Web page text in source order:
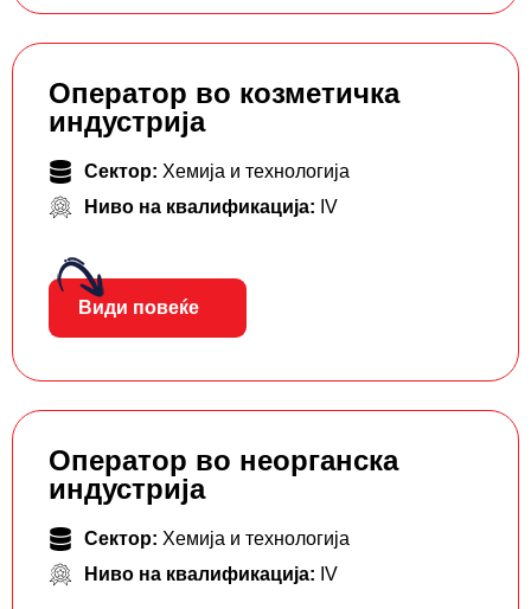
Оператор во козметичка
индустрија
Сектор: Хемија и технологија
Ниво на квалификација: IV
Види повеќе
Оператор во неорганска
индустрија
Сектор: Хемија и технологија
Ниво на квалификација: IV